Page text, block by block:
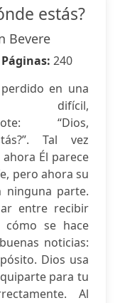
estás?
Bevere
240
en una
difícil,
“Dios,
Tal vez
Él parece
pero ahora su
ninguna parte.
entre recibir
se hace
noticias:
Dios usa
para tu
Al